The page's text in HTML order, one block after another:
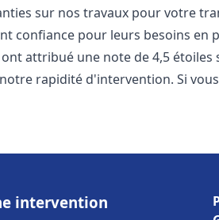
sur nos travaux pour votre
confiance pour leurs besoins en
attribué une note de 4,5
rapidité d'intervention. Si
intervention